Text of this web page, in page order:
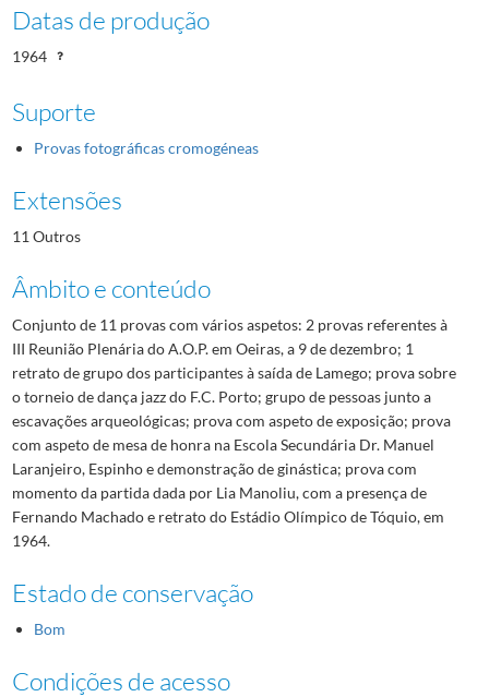
Datas de produção
1964
Suporte
Provas fotográficas cromogéneas
Extensões
11 Outros
Âmbito e conteúdo
Conjunto de 11 provas com vários aspetos: 2 provas referentes à
III Reunião Plenária do A.O.P. em Oeiras, a 9 de dezembro; 1
retrato de grupo dos participantes à saída de Lamego; prova sobre
o torneio de dança jazz do F.C. Porto; grupo de pessoas junto a
escavações arqueológicas; prova com aspeto de exposição; prova
com aspeto de mesa de honra na Escola Secundária Dr. Manuel
Laranjeiro, Espinho e demonstração de ginástica; prova com
momento da partida dada por Lia Manoliu, com a presença de
Fernando Machado e retrato do Estádio Olímpico de Tóquio, em
1964.
Estado de conservação
Bom
Condições de acesso